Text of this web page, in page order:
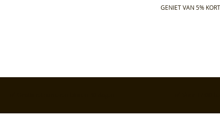
GENIET VAN 5%